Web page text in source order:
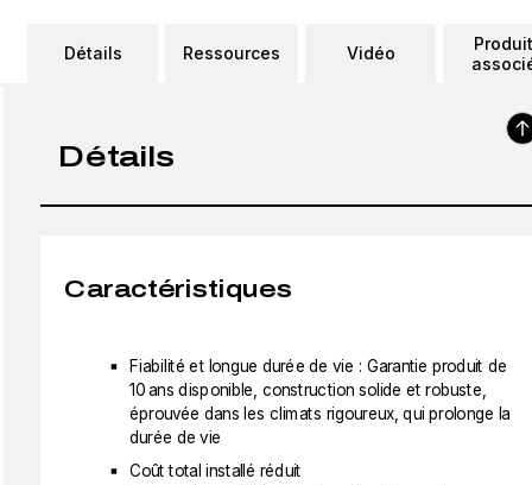
Détails Ressources Vidéo
Détails
Caractéristiques
Fiabilité et longue durée de vie : Garantie produit de
10 ans disponible, construction solide et robuste,
éprouvée dans les climats rigoureux, qui prolonge la
durée de vie
Coût total installé réduit